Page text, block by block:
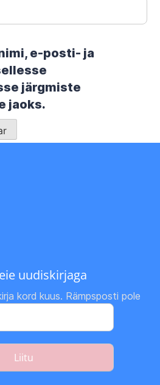
e-posti- ja
järgmiste
jaoks.
uudiskirjaga
kord kuus. Rämpsposti pole
Liitu